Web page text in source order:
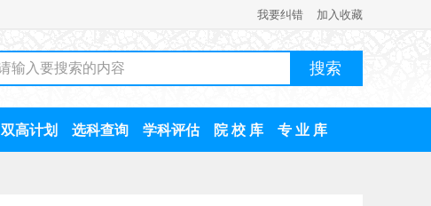
我要纠错 加入收藏
双高计划 选科查询 学科评估 院 校 库 专 业 库